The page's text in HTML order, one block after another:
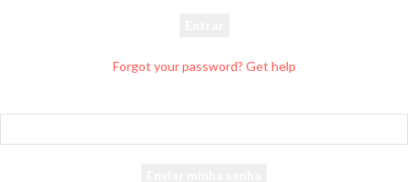
Forgot your password? Get help